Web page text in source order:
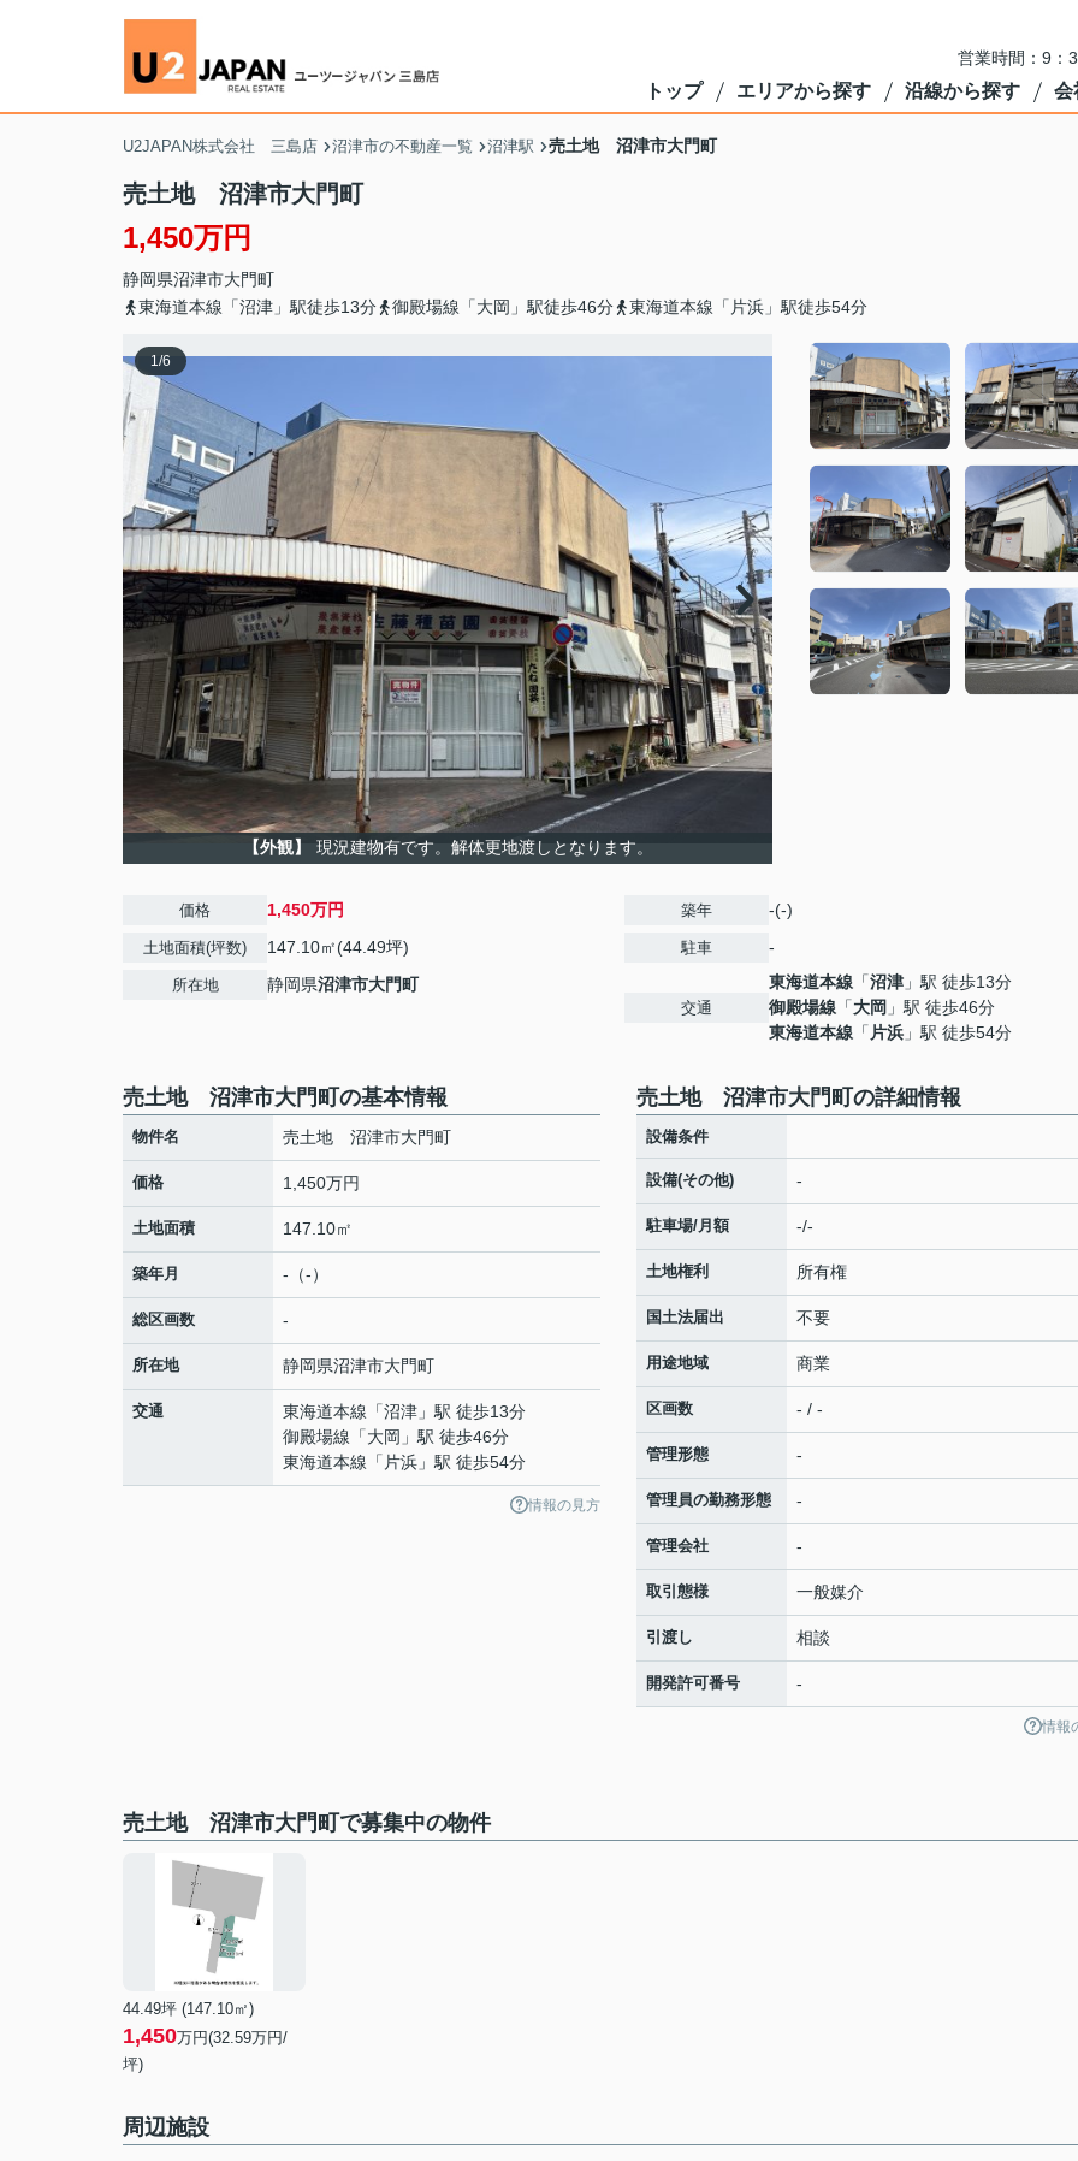
営業時間：9：
トップ エリアから探す 沿線から探す 会
U2JAPAN株式会社 三島店 沼津市の不動産一覧 沼津駅 売土地 沼津市大門町
売土地 沼津市大門町
1,450万円
静岡県沼津市大門町
東海道本線「沼津」駅徒歩13分
御殿場線「大岡」駅徒歩46分 東海道本線「片浜」駅徒歩54分
1/6
【外観】 現況建物有です。解体更地渡しとなります。
価格 1,450万円
土地面積(坪数) 147.10㎡(44.49坪)
所在地 静岡県沼津市大門町
築年 -(-)
駐車 -
交通
東海道本線 「沼津 」駅 徒歩13分
御殿場線 「大岡 」駅 徒歩46分
東海道本線 「 片浜 」駅 徒歩54分
売土地 沼津市大門町の基本情報
物件名 売土地 沼津市大門町
価格 1,450万円
土地面積 147.10㎡
築年月 -（-）
総区画数 -
所在地 静岡県沼津市大門町
交通 東海道本線 「沼津 」駅 徒歩13分
御殿場線 「大岡 」駅 徒歩46分
東海道本線 「 片浜 」駅 徒歩54分
情報の見方
売土地 沼津市大門町の詳細情報
設備条件
設備(その他) -
駐車場/月額 -/-
土地権利 所有権
国土法届出 不要
用途地域 商業
区画数 - / -
管理形態 -
管理員の勤務形態 -
管理会社 -
取引態様 一般媒介
引渡し 相談
開発許可番号 -
情報
売土地 沼津市大門町で募集中の物件
44.49坪 (147.10㎡)
1,450万円(32.59万円/
坪)
周辺施設